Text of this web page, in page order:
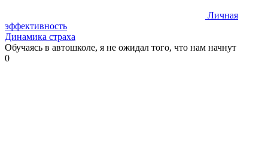
Личная
эффективность
Динамика страха
Обучаясь в автошколе, я не ожидал того, что нам начнут
0